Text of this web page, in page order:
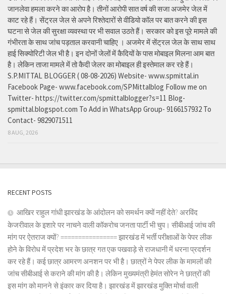
जानलेवा हमला करने का आरोप है। तीनों आरोपी सात वर्ष की सजा अजमेर जेल में
काट रहे हैं। सेंट्रल जेल से अपने रिश्तेदारों से वीडियो कॉल पर बात करने की इस
घटना से जेल की सुरक्षा व्यवस्था पर भी सवाल उठते हैं। सरकार को इस पूरे मामले की
गंभीरता के साथ जांच पड़ताल करवानी चाहिए । अजमेर में सेंट्रल जेल के साथ साथ
हाई सिक्योरिटी जेल भी है। इन दोनों जेलों में कैदियों के पास मोबाइल मिलना आम बात
है। लेकिन ताजा मामले में तो कैदी जेलर का मोबाइल ही इस्तेमाल कर रहे हैं।
S.P.MITTAL BLOGGER ( 08-08-2026) Website- www.spmittal.in
Facebook Page- www.facebook.com/SPMittalblog Follow me on
Twitter- https://twitter.com/spmittalblogger?s=11 Blog-
spmittal.blogspot.com To Add in WhatsApp Group- 9166157932 To
Contact- 9829071511
8 AUG, 2026
RECENT POSTS
आखिर राहुल गांधी झारखंड के आंदोलन को समर्थन क्यों नहीं देते? अरविंद
केजरीवाल के इशारे पर नाचने वाली कॉकरोच जनता पार्टी भी चुप। सीबीआई जांच की
मांग पर ऐतराज क्यों? ================ झारखंड में भर्ती परीक्षाओं के पेपर लीक
होने के विरोध में प्रदेश भर के छात्र गत एक पखवाड़े से राजधानी में धरना प्रदर्शन
कर रहे हैं। कई छात्र आमरण अनशन पर भी है। छात्रों ने पेपर लीक के मामलों की
जांच सीबीआई से कराने की मांग की है। लेकिन मुख्यमंत्री हेमंत सोरेन ने छात्रों की
इस मांग को मानने से इंकार कर दिया है। झारखंड में झारखंड मुक्ति मोर्चा वाली